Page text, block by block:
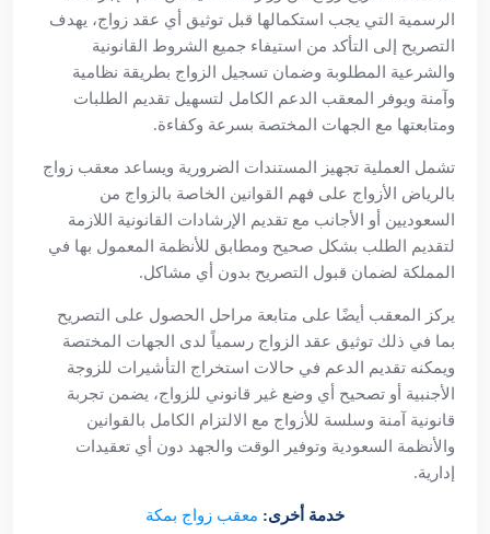
الرسمية التي يجب استكمالها قبل توثيق أي عقد زواج، يهدف
التصريح إلى التأكد من استيفاء جميع الشروط القانونية
والشرعية المطلوبة وضمان تسجيل الزواج بطريقة نظامية
وآمنة ويوفر المعقب الدعم الكامل لتسهيل تقديم الطلبات
ومتابعتها مع الجهات المختصة بسرعة وكفاءة.
تشمل العملية تجهيز المستندات الضرورية ويساعد معقب زواج
بالرياض الأزواج على فهم القوانين الخاصة بالزواج من
السعوديين أو الأجانب مع تقديم الإرشادات القانونية اللازمة
لتقديم الطلب بشكل صحيح ومطابق للأنظمة المعمول بها في
المملكة لضمان قبول التصريح بدون أي مشاكل.
يركز المعقب أيضًا على متابعة مراحل الحصول على التصريح
بما في ذلك توثيق عقد الزواج رسمياً لدى الجهات المختصة
ويمكنه تقديم الدعم في حالات استخراج التأشيرات للزوجة
الأجنبية أو تصحيح أي وضع غير قانوني للزواج، يضمن تجربة
قانونية آمنة وسلسة للأزواج مع الالتزام الكامل بالقوانين
والأنظمة السعودية وتوفير الوقت والجهد دون أي تعقيدات
إدارية.
خدمة أخرى: معقب زواج بمكة